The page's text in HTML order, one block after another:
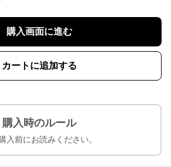
購入画面に進む
カートに追加する
購入時のルール
入前にお読みください。